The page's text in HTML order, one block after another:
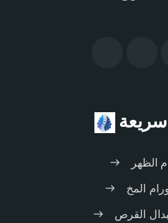
الظهر
المخ
القرص